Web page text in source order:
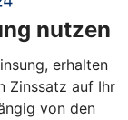
nutzen
erhalten
Zinssatz auf Ihr
von den